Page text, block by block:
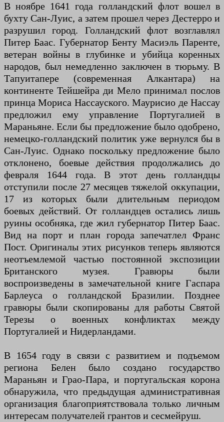
В ноябре 1641 года голландский флот вошел в
бухту Сан-Луис, а затем прошел через Дестерро и
разрушил город. Голландский флот возглавлял
Питер Баас. Губернатор Бенту Масиэль Паренте,
ветеран войны в глубинке и убийца коренных
народов, был немедленно заключен в тюрьму. В
Тапуитапере (современная Алкантара) на
континенте Тейшейра ди Мело принимал послов
принца Мориса Нассауского. Маурисио де Нассау
предложил ему управление Португалией в
Мараньяне. Если бы предложение было одобрено,
немецко-голландский политик уже вернулся бы в
Сан-Луис. Однако поскольку предложение было
отклонено, боевые действия продолжались до
февраля 1644 года. В этот день голландцы
отступили после 27 месяцев тяжелой оккупации,
17 из которых были длительным периодом
боевых действий. От голландцев остались лишь
руины особняка, где жил губернатор Питер Баас.
Вид на порт и план города запечатлел Франс
Пост. Оригиналы этих рисунков теперь являются
неотъемлемой частью постоянной экспозиции
Британского музея. Гравюры были
воспроизведены в замечательной книге Гаспара
Барлеуса о голландской Бразилии. Позднее
гравюры были скопированы для работы Святой
Терезы о военных конфликтах между
Португалией и Нидерландами.
В 1654 году в связи с развитием и подъемом
региона Белен было создано государство
Мараньян и Грао-Пара, и португальская корона
обнаружила, что предыдущая административная
организация благоприятствовала только личным
интересам получателей грантов и сесмейруш.